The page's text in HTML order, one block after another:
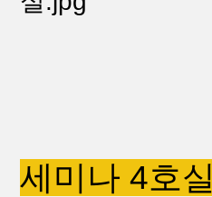
세미나 4호실